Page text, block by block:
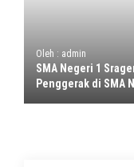
Oleh : admin
SMA Negeri 1
Penggerak di SMA